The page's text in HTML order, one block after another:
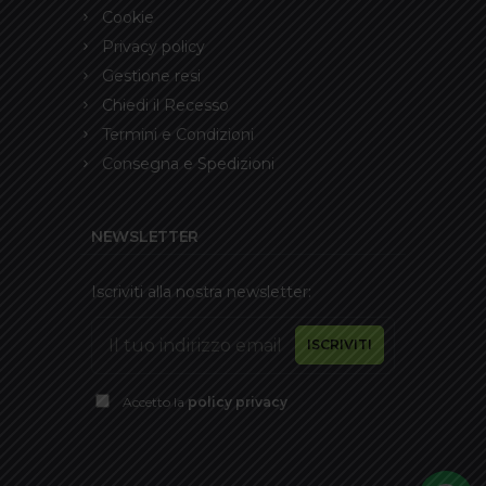
Cookie
Privacy policy
Gestione resi
Chiedi il Recesso
Termini e Condizioni
Consegna e Spedizioni
NEWSLETTER
Iscriviti alla nostra newsletter:
Accetto la policy privacy